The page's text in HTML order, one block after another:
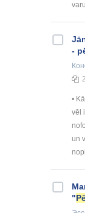
-
2
•
vēl
un
"